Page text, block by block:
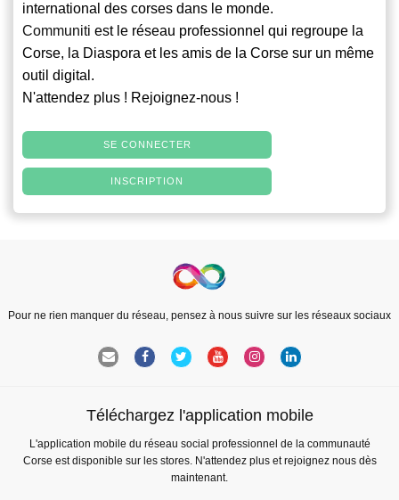
international des corses dans le monde.
Communiti est le réseau professionnel qui regroupe la
Corse, la Diaspora et les amis de la Corse sur un même
outil digital.
N'attendez plus ! Rejoignez-nous !
SE CONNECTER
INSCRIPTION
Pour ne rien manquer du réseau, pensez à nous suivre sur les réseaux sociaux
Téléchargez l'application mobile
L'application mobile du réseau social professionnel de la communauté
Corse est disponible sur les stores. N'attendez plus et rejoignez nous dès
maintenant.